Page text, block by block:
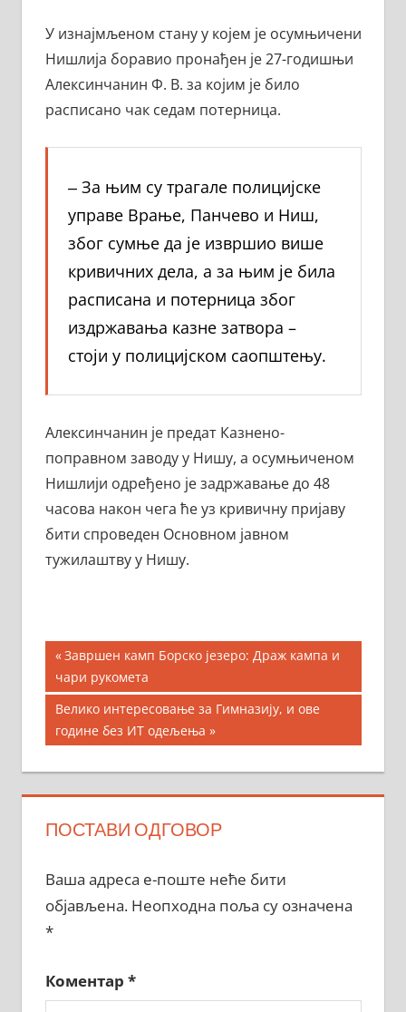
У изнајмљеном стану у којем је осумњичени
Нишлија боравио пронађен је 27-годишњи
Алексинчанин Ф. В. за којим је било
расписано чак седам потерница.
‒ За њим су трагале полицијске
управе Врање, Панчево и Ниш,
због сумње да је извршио више
кривичних дела, а за њим је била
расписана и потерница због
издржавања казне затвора –
стоји у полицијском саопштењу.
Алексинчанин је предат Казнено-
поправном заводу у Нишу, а осумњиченом
Нишлији одређено је задржавање до 48
часова након чега ће уз кривичну пријаву
бити спроведен Основном јавном
тужилаштву у Нишу.
Кретање
чланка
Previous
Post:
Завршен камп Борско језеро: Драж кампа и
чари рукомета
Next
Post:
Велико интересовање за Гимназију, и ове
године без ИТ одељења
ПОСТАВИ ОДГОВОР
Ваша адреса е-поште неће бити
објављена. Неопходна поља су означена
*
Коментар *